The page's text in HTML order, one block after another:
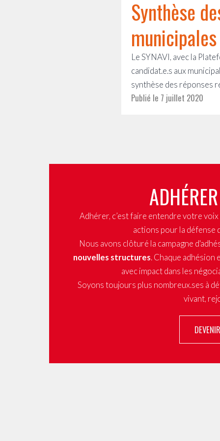
Synthèse
​Le SYNAVI, avec la
candidat.e.s aux
synthèse des réponses
Publié le 7 juillet 2020
Adhérer, c’est faire entendre votre
actions pour la défense
Nous avons clôturé la campagne
nouvelles structures. Chaque
avec impact dans les
Soyons toujours plus nombreux.ses à
vivant,